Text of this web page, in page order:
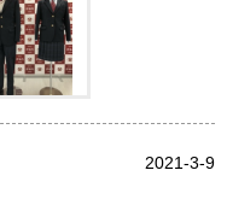
2021-3-9